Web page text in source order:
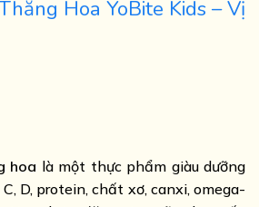
Hoa YoBite Kids – Vị
hoa là một thực phẩm giàu dưỡng
D, protein, chất xơ, canxi, omega-